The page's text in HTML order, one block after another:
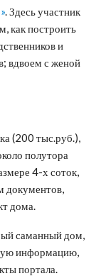
. Здесь участник
как построить
и
вдвоем с женой
(200 тыс.руб.),
полутора
4-х соток,
документов,
дома.
саманный дом,
информацию,
портала.